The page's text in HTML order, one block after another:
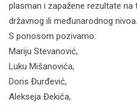
plasman i zapažene rezultate na
državnog ili međunarodnog nivoa.
S ponosom pozivamo:
Mariju Stevanović,
Luku Mišanovića,
Doris Đurđević,
Alekseja Đekića,